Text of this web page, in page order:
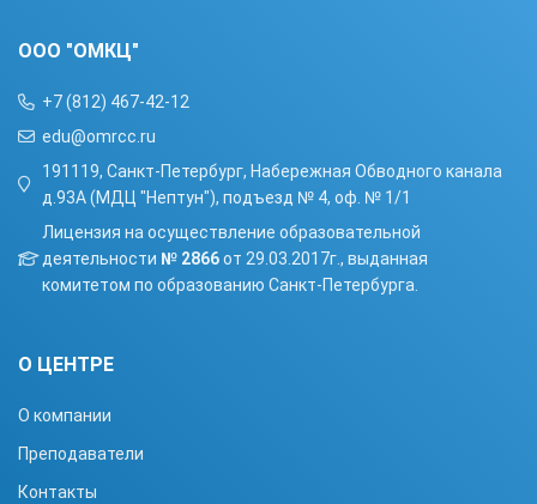
ООО "ОМКЦ"
+7 (812) 467-42-12
edu@omrcc.ru
191119, Санкт-Петербург, Набережная Обводного канала
д.93А (МДЦ "Нептун"), подъезд № 4, оф. № 1/1
Лицензия на осуществление образовательной
деятельности № 2866от 29.03.2017г., выданная
комитетом по образованию Санкт-Петербурга.
О ЦЕНТРЕ
О компании
Преподаватели
Контакты